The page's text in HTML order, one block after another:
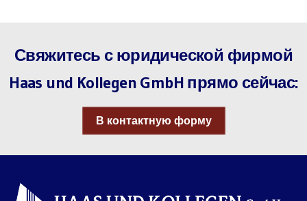
Свяжитесь с юридической фирмой
Haas und Kollegen GmbH прямо сейчас:
В контактную форму